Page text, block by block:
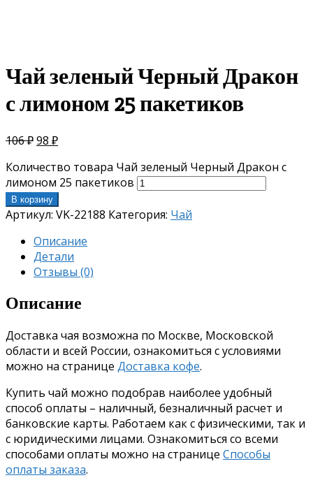
Чай зеленый Черный Дракон
с лимоном 25 пакетиков
106₽98 ₽
Количество товара Чай зеленый Черный Дракон с
лимоном 25 пакетиков
В корзину
Артикул: VK-22188 Категория: Чай
Описание
Детали
Отзывы (0)
Описание
Доставка чая возможна по Москве, Московской
области и всей России, ознакомиться с условиями
можно на странице Доставка кофе.
Купить чай можно подобрав наиболее удобный
способ оплаты – наличный, безналичный расчет и
банковские карты. Работаем как с физическими, так и
с юридическими лицами. Ознакомиться со всеми
способами оплаты можно на странице Способы
оплаты заказа.